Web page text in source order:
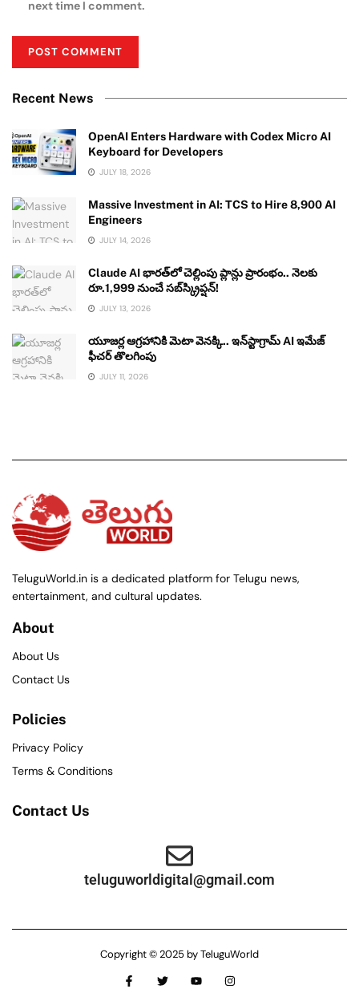
next time I comment.
Recent News
OpenAI Enters Hardware with Codex Micro AI
Keyboard for Developers
JULY 18, 2026
Massive Investment in AI: TCS to Hire 8,900 AI
Engineers
JULY 14, 2026
Claude AI భారత్‌లో చెల్లింపు ప్లాన్లు ప్రారంభం.. నెలకు
రూ.1,999 నుంచే సబ్‌స్క్రిప్షన్!
JULY 13, 2026
యూజర్ల ఆగ్రహానికి మెటా వెనక్కి.. ఇన్‌స్టాగ్రామ్ AI ఇమేజ్
ఫీచర్ తొలగింపు
JULY 11, 2026
TeluguWorld.in is a dedicated platform for Telugu news,
entertainment, and cultural updates.
About
About Us
Contact Us
Policies
Privacy Policy
Terms & Conditions
Contact Us
teluguworldigital@gmail.com
Copyright © 2025 by TeluguWorld